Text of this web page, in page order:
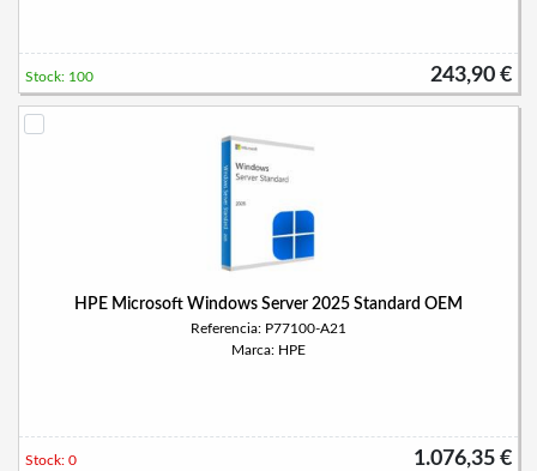
243,90 €
Stock: 100
HPE Microsoft Windows Server 2025 Standard OEM
Referencia: P77100-A21
Marca: HPE
1.076,35 €
Stock: 0